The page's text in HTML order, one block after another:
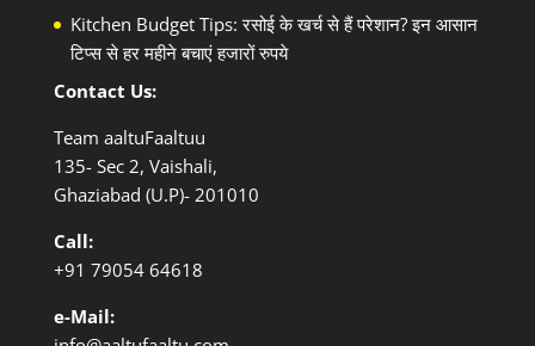
Kitchen Budget Tips: रसोई के खर्च से हैं परेशान? इन आसान
टिप्स से हर महीने बचाएं हजारों रुपये
Contact Us:
Team aaltuFaaltuu
135- Sec 2, Vaishali,
Ghaziabad (U.P)- 201010
Call:
+91 79054 64618
e-Mail: